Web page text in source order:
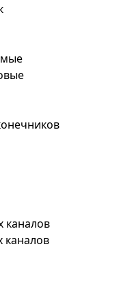
каналов
каналов